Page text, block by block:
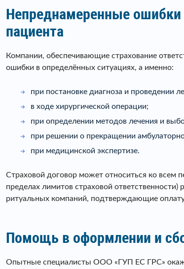
Непреднамеренные ошибки
пациента
Компании, обеспечивающие страхование
ошибки в определённых ситуациях, а именно:
при постановке диагноза и проведении
в ходе хирургической операции;
при определении методов лечения и
при решении о прекращении
при медицинской экспертизе.
Страховой договор может относиться ко всем
пределах лимитов страховой
ритуальных компаний, подтверждающие
Помощь в оформлении и
Опытные специалисты ООО «ГУП ЕС ГРС»